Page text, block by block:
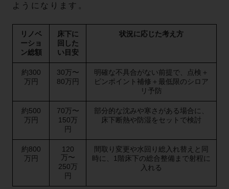
ようになります。
リノベ
ーショ
ン総額
床下に
回した
い目安
状況に応じた考え方
約300
万円
30万〜
80万円
明確な不具合がない前提で、点検＋
ピンポイント補修＋最低限のシロア
リ予防
約500
万円
70万〜
150万
円
部分的な沈みや寒さがある場合に、
床下断熱や防湿をセットで検討
約800
万円
120
万〜
250万
円
間取り変更や水回り総入れ替えと同
時に、1階床下の総合整備まで射程に
入れる